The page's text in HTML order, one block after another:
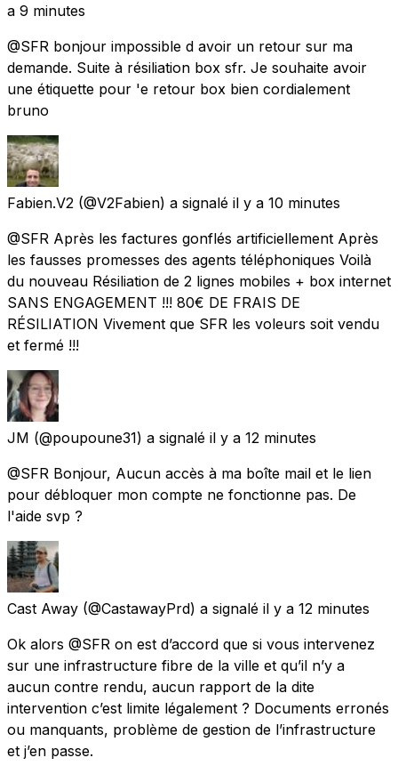
a 9 minutes
@SFR bonjour impossible d avoir un retour sur ma
demande. Suite à résiliation box sfr. Je souhaite avoir
une étiquette pour 'e retour box bien cordialement
bruno
Fabien.V2 (@V2Fabien) a signalé il y a 10 minutes
@SFR Après les factures gonflés artificiellement Après
les fausses promesses des agents téléphoniques Voilà
du nouveau Résiliation de 2 lignes mobiles + box internet
SANS ENGAGEMENT !!! 80€ DE FRAIS DE
RÉSILIATION Vivement que SFR les voleurs soit vendu
et fermé !!!
JM (@poupoune31) a signalé il y a 12 minutes
@SFR Bonjour, Aucun accès à ma boîte mail et le lien
pour débloquer mon compte ne fonctionne pas. De
l'aide svp ?
Cast Away (@CastawayPrd) a signalé il y a 12 minutes
Ok alors @SFR on est d’accord que si vous intervenez
sur une infrastructure fibre de la ville et qu’il n’y a
aucun contre rendu, aucun rapport de la dite
intervention c’est limite légalement ? Documents erronés
ou manquants, problème de gestion de l’infrastructure
et j’en passe.